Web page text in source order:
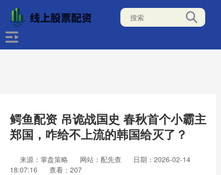
鳄鱼配资 吊诡战国史 春秋首个小霸主
郑国，咋给不上流的韩国给灭了？
来源：掌盘策略 网站：配先查
日期：2026-02-14
18:07:16
查看：207